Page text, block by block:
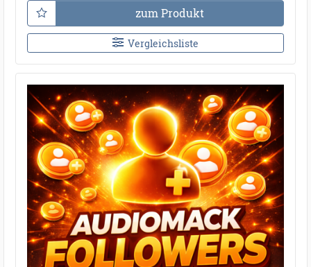
zum Produkt
Vergleichsliste